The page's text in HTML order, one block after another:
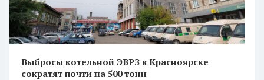
Выбросы котельной ЭВРЗ в Красноярске
сократят почти на 500 тонн